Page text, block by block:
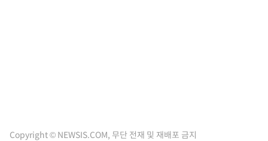
Copyright © NEWSIS.COM, 무단 전재 및 재배포 금지